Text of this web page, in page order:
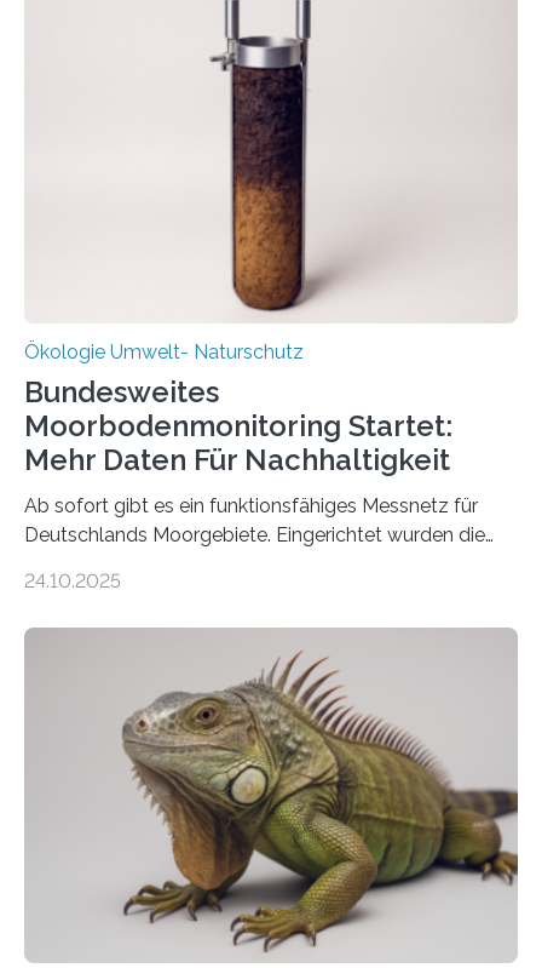
Veränderung der Wirtschaft wichtig ist, zeigt der vom
Deutschen Biomasseforschungszentrum und der
Stadtreinigung Leipzig konzipierte und am 24. Oktober
2025 offiziell eingeweihte Stadtrundgang „KreisLauf“. Er
ist ab sofort im Leipziger Stadtgebiet…
Ökologie Umwelt- Naturschutz
Bundesweites
Moorbodenmonitoring Startet:
Mehr Daten Für Nachhaltigkeit
Ab sofort gibt es ein funktionsfähiges Messnetz für
Deutschlands Moorgebiete. Eingerichtet wurden die
vergangenen fünf Jahren von Wissenschaftlerinnen
heutigen Donnerstag übergeben sie ihren Bericht zur
Aufbauphase an den Auftraggeber, das
Bundesministerium für Landwirtschaft, Ernährung und
Heimat. Braunschweig/Eberswalde (23. Oktober 2025).
Ein Netz aus 155 Messstationen spannt sich neuerdings
über Deutschlands Moorböden. Eingerichtet wurden sie
in den vergangenen fünf Jahren von
Wissenschaftlerinnen und Wissenschaftlern des
Thünen-Instituts für Agrarklimaschutz…
24.10.2025